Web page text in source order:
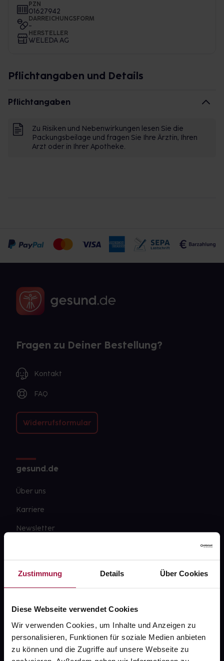
Zustimmung Details Über Cookies
Diese Webseite verwendet Cookies
Wir verwenden Cookies, um Inhalte und Anzeigen zu
personalisieren, Funktionen für soziale Medien anbieten
zu können und die Zugriffe auf unsere Webseite zu
PZN
01627942
DARREICHUNGSFORM
-
HERSTELLER
WELEDA AG
Pflichtangaben und Details
Pflichtangaben
Zu Risiken und Nebenwirkungen lesen Sie die
Packungsbeilage und fragen Sie Ihre Ärztin, Ihren
Arzt oder in Ihrer Apotheke.
Fragen zu Deiner Bestellung?
Kontakt
FAQ
Widerrufsformular
gesund.de
Über uns
Karriere
Newsletter
Datenschutz
AGB
Impressum